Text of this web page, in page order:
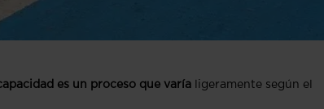
es un proceso que varía ligeramente según el